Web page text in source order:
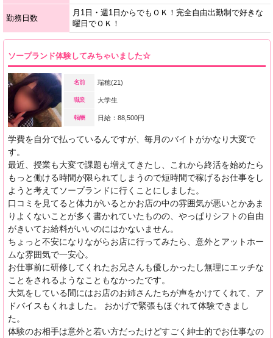
勤務日数
月1日・週1日からでもＯＫ！完全自由出勤制で好きな
曜日でＯＫ！
ソープランド体験してみちゃいました☆
名前 瑞穂(21)
職業 大学生
報酬 日給：88,500円
学費を自分で払っているんですが、毎月のバイトがかなり大変で
す。
最近、授業も大変で課題も増えてきたし、これから終活を始めたら
もっと働ける時間が限られてしまうので短時間で稼げるお仕事をし
ようと考えてソープランドに行くことにしました。
口コミを見てると体力がいるとかお店の中の雰囲気が悪いとかあま
りよくないことが多く書かれていたものの、やっぱりシフトの自由
がきいてお給料がいいのにはかないません。
ちょっと不安になりながらお店に行ってみたら、意外とアットホー
ムな雰囲気で一安心。
お仕事前に研修してくれたお兄さんも優しかったし無理にエッチな
ことをされるようなこともなかったです。
大気をしている間にはお店のお姉さんたちが声をかけてくれて、ア
ドバイスもくれました。 おかげで緊張もほぐれて体験できまし
た。
体験のお相手は意外と若い方だったけどすごく紳士的でお仕事なの